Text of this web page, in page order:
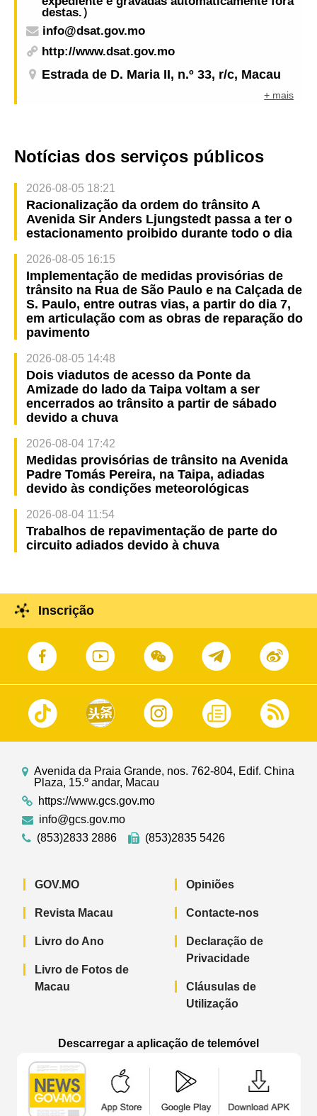
destas.）
info@dsat.gov.mo
http://www.dsat.gov.mo
Estrada de D. Maria II, n.º 33, r/c, Macau
+ mais
Notícias dos serviços públicos
2026-08-05 18:21
Racionalização da ordem do trânsito A
Avenida Sir Anders Ljungstedt passa a ter o
estacionamento proibido durante todo o dia
2026-08-05 16:15
Implementação de medidas provisórias de
trânsito na Rua de São Paulo e na Calçada de
S. Paulo, entre outras vias, a partir do dia 7,
em articulação com as obras de reparação do
pavimento
2026-08-05 14:48
Dois viadutos de acesso da Ponte da
Amizade do lado da Taipa voltam a ser
encerrados ao trânsito a partir de sábado
devido a chuva
2026-08-04 17:42
Medidas provisórias de trânsito na Avenida
Padre Tomás Pereira, na Taipa, adiadas
devido às condições meteorológicas
2026-08-04 11:54
Trabalhos de repavimentação de parte do
circuito adiados devido à chuva
Inscrição
Avenida da Praia Grande, nos. 762-804, Edif. China
Plaza, 15.º andar, Macau
https://www.gcs.gov.mo
info@gcs.gov.mo
(853)2833 2886
(853)2835 5426
GOV.MO
Revista Macau
Livro do Ano
Livro de Fotos de
Macau
Opiniões
Contacte-nos
Declaração de
Privacidade
Cláusulas de
Utilização
Descarregar a aplicação de telemóvel